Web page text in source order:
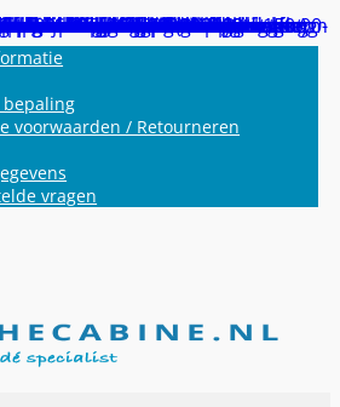
voorwaarden / Retourneren
vragen